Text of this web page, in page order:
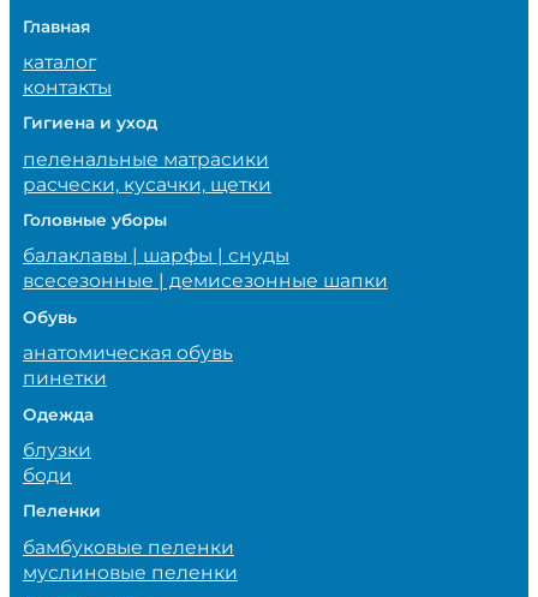
Главная
каталог
контакты
Гигиена и уход
пеленальные матрасики
расчески, кусачки, щетки
Головные уборы
балаклавы | шарфы | снуды
всесезонные | демисезонные шапки
Обувь
анатомическая обувь
пинетки
Одежда
блузки
боди
Пеленки
бамбуковые пеленки
муслиновые пеленки